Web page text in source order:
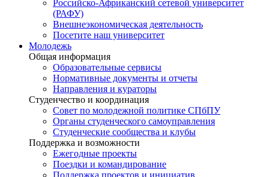
Российско-Африканский сетевой университет
(РАФУ)
Внешнеэкономическая деятельность
Посетите наш университет
Молодежь
Общая информация
Образовательные сервисы
Нормативные документы и отчеты
Направления и кураторы
Студенчество и координация
Совет по молодежной политике СПбПУ
Органы студенческого самоуправления
Студенческие сообщества и клубы
Поддержка и возможности
Ежегодные проекты
Поездки и командирование
Поддержка проектов и инициатив